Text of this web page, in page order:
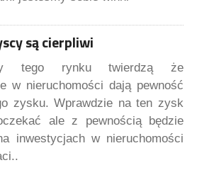
są cierpliwi
tego rynku twierdzą że
w nieruchomości dają pewność
zysku. Wprawdzie na ten zysk
ale z pewnością będzie
inwestycjach w nieruchomości